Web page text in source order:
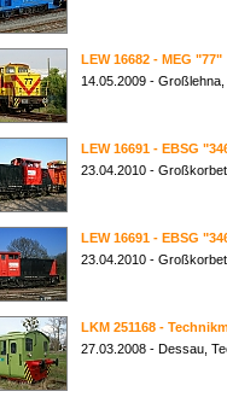
LEW 16682 - MEG "77"
14.05.2009 -
LEW 16691 - EBSG
23.04.2010 -
LEW 16691 - EBSG
23.04.2010 -
LKM 251168 -
27.03.2008 - Dessau,